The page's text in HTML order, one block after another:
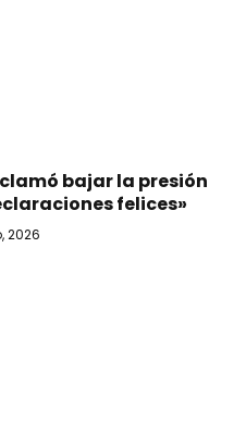
bajar la presión
felices»
2026